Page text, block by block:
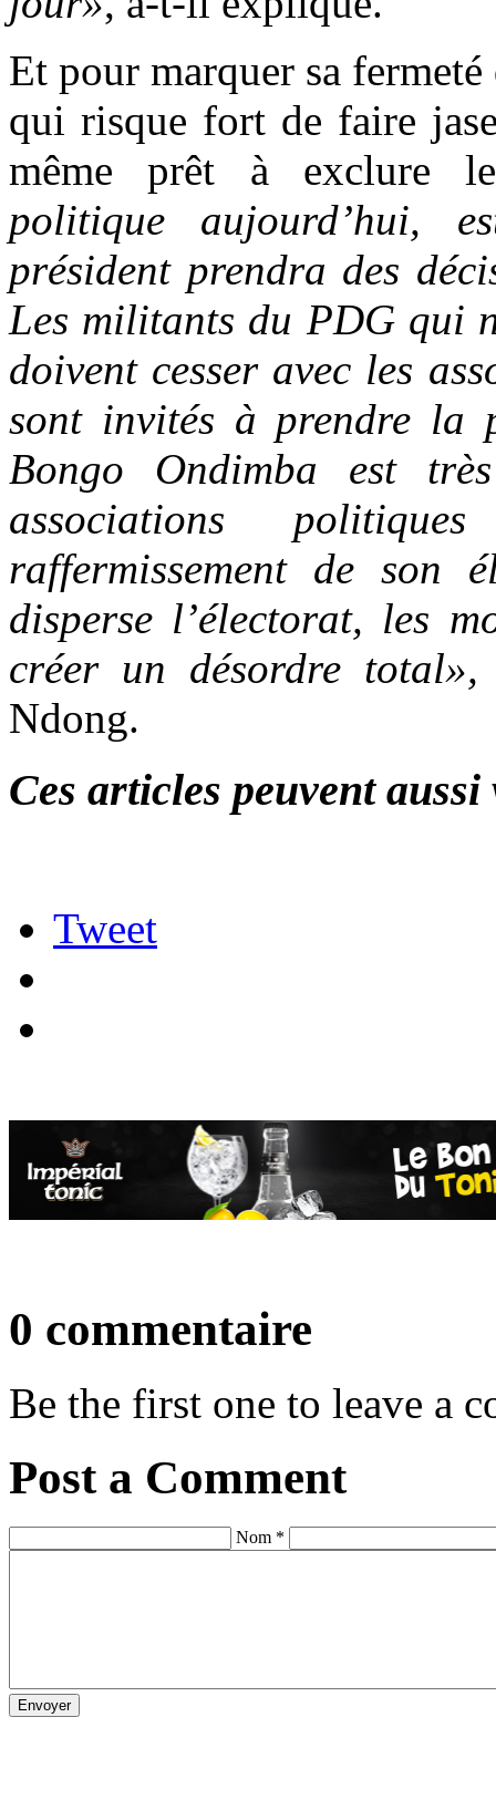
Et pour marquer sa
qui risque fort de faire
même prêt à exclure
politique aujourd’hui,
président prendra des
Les militants du PDG qui
doivent cesser avec les
sont invités à prendre la
Bongo Ondimba est
associations
raffermissement de son
disperse l’électorat, les
créer un désordre
Ndong.
Ces articles peuvent
Tweet
0 commentaire
Be the first one to leave a
Post a Comment
Nom *